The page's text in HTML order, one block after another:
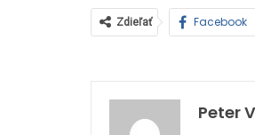
Zdieľať Facebook
Peter